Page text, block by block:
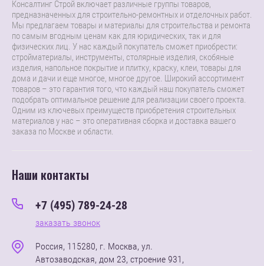
Консалтинг Строй включает различные группы товаров,
предназначенных для строительно-ремонтных и отделочных работ.
Мы предлагаем товары и материалы для строительства и ремонта
по самым вгодным ценам как для юридических, так и для
физических лиц. У нас каждый покупатель сможет приобрести:
стройматериалы, инструменты, столярные изделия, скобяные
изделия, напольное покрытие и плитку, краску, клеи, товары для
дома и дачи и еще многое, многое другое. Широкий ассортимент
товаров – это гарантия того, что каждый наш покупатель сможет
подобрать оптимальное решение для реализации своего проекта.
Одним из ключевых преимуществ приобретения строительных
материалов у нас – это оперативная сборка и доставка вашего
заказа по Москве и области.
Наши контакты
+7 (495) 789-24-28
заказать звонок
Россия, 115280, г. Москва, ул.
Автозаводская, дом 23, строение 931,